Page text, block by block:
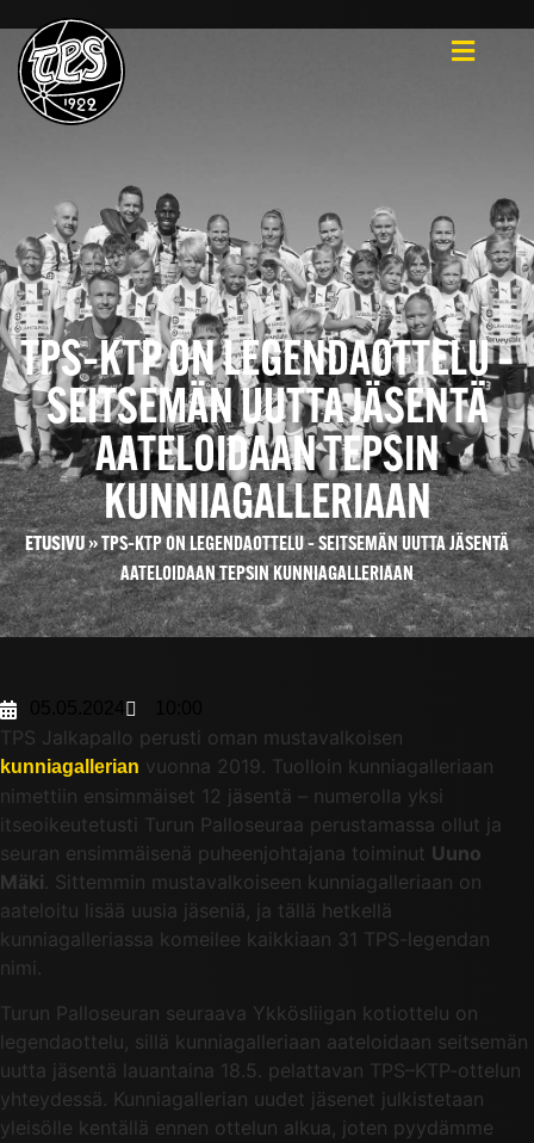
TPS–KTP ON LEGENDAOTTELU –
SEITSEMÄN UUTTA JÄSENTÄ
AATELOIDAAN TEPSIN
KUNNIAGALLERIAAN
ETUSIVU»TPS–KTP ON LEGENDAOTTELU – SEITSEMÄN UUTTA JÄSENTÄ
AATELOIDAAN TEPSIN KUNNIAGALLERIAAN
TPS Jalkapallo perusti oman mustavalkoisen
kunniagallerian vuonna 2019. Tuolloin kunniagalleriaan
nimettiin ensimmäiset 12 jäsentä – numerolla yksi
itseoikeutetusti Turun Palloseuraa perustamassa ollut ja
seuran ensimmäisenä puheenjohtajana toiminut Uuno
Mäki. Sittemmin mustavalkoiseen kunniagalleriaan on
aateloitu lisää uusia jäseniä, ja tällä hetkellä
kunniagalleriassa komeilee kaikkiaan 31 TPS-legendan
nimi.
Turun Palloseuran seuraava Ykkösliigan kotiottelu on
legendaottelu, sillä kunniagalleriaan aateloidaan seitsemän
uutta jäsentä lauantaina 18.5. pelattavan TPS–KTP-ottelun
yhteydessä. Kunniagallerian uudet jäsenet julkistetaan
yleisölle kentällä ennen ottelun alkua, joten pyydämme